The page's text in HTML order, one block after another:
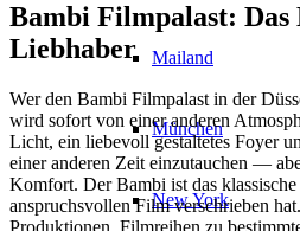
Mailand
München
New York
Bambi Filmpalast:
Liebhaber
Wer den Bambi Filmpalast in der
wird sofort von einer anderen
Licht, ein liebevoll gestaltetes Foyer
einer anderen Zeit einzutauchen —
Komfort. Der Bambi ist das
anspruchsvollen Film verschrieben